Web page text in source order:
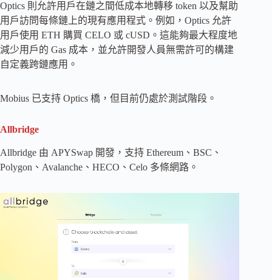
Optics 則允許用戶在鏈之間低成本地轉移 token 以及幫助
用戶訪問每條鏈上的現有應用程式。例如，Optics 允許
用戶使用 ETH 購買 CELO 或 cUSD。這能夠最大程度地
減少用戶的 Gas 成本，並允許開發人員無需許可的構建
自定義跨鏈應用。
Mobius 已支持 Optics 橋，但目前仍處於測試階段。
Allbridge
Allbridge 由 APYSwap 開發，支持 Ethereum、BSC、
Polygon、Avalanche、HECO、Celo 多條網路。